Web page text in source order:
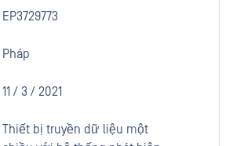
EP3729773
Pháp
11 / 3 / 2021
Thiết bị truyền dữ liệu một